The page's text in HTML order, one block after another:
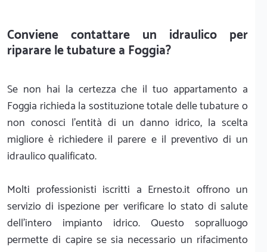
Conviene contattare un idraulico per
riparare le tubature a Foggia?
Se non hai la certezza che il tuo appartamento a
Foggia richieda la sostituzione totale delle tubature o
non conosci l'entità di un danno idrico, la scelta
migliore è richiedere il parere e il preventivo di un
idraulico qualificato.
Molti professionisti iscritti a Ernesto.it offrono un
servizio di ispezione per verificare lo stato di salute
dell'intero impianto idrico. Questo sopralluogo
permette di capire se sia necessario un rifacimento